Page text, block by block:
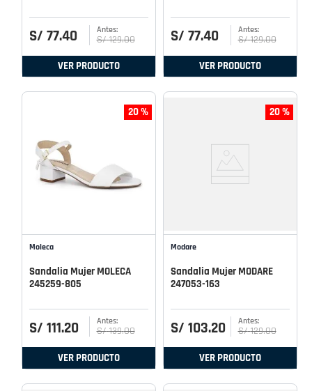
S/ 77.40 S/ 129.00
VER PRODUCTO
S/ 77.40 S/ 129.00
VER PRODUCTO
20 %
Moleca
Sandalia Mujer MOLECA
245259-805
S/ 111.20 S/ 139.00
VER PRODUCTO
20 %
Modare
Sandalia Mujer MODARE
247053-163
S/ 103.20 S/ 129.00
VER PRODUCTO